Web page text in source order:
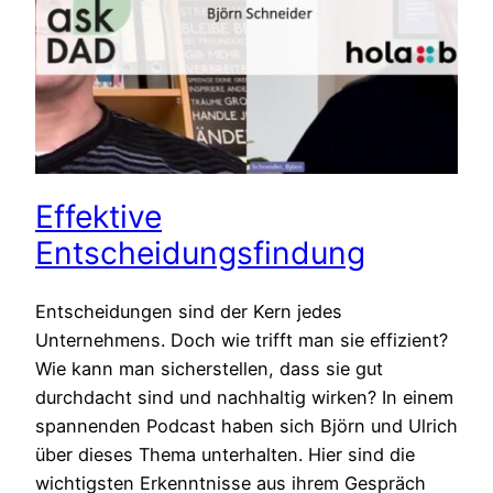
Effektive
Entscheidungsfindung
Entscheidungen sind der Kern jedes
Unternehmens. Doch wie trifft man sie effizient?
Wie kann man sicherstellen, dass sie gut
durchdacht sind und nachhaltig wirken? In einem
spannenden Podcast haben sich Björn und Ulrich
über dieses Thema unterhalten. Hier sind die
wichtigsten Erkenntnisse aus ihrem Gespräch